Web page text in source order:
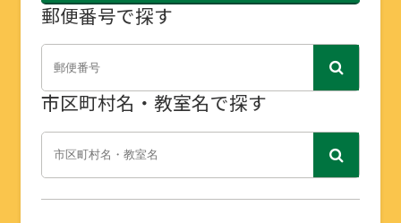
郵便番号で探す
市区町村名・教室名で探す